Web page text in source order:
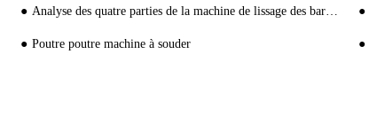
Analyse des quatre parties de la machine de lissage des barres d'armature
Poutre poutre machine à souder